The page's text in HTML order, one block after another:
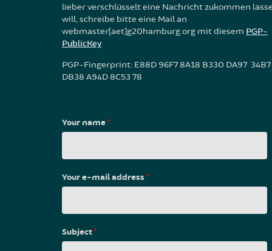
lieber verschlüsselt eine Nachricht zukommen
will, schreibe bitte eine Mail an
webmaster[aet]g20hamburg.org mit diesem PGP-
PublicKey
PGP-Fingerprint: E88D 96F7 8A18 B330 DA97 34B7
DB38 A94D 8C53 78
Your name*
Your e-mail address*
Subject*